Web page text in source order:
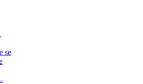
se